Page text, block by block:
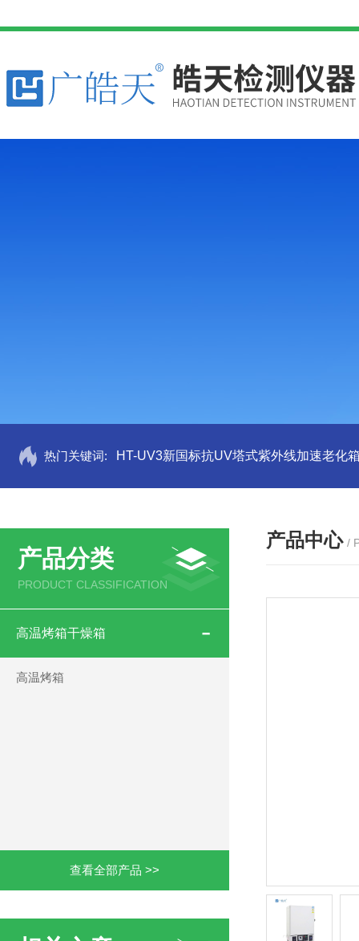
热门关键词: HT-UV3新国标抗UV塔式紫外线加速老化
产品分类
PRODUCT CLASSIFICATION
高温烤箱干燥箱
高温烤箱
查看全部产品 >>
产品中心 /